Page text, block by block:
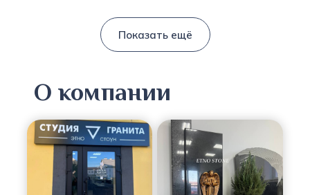
Показать ещё
О компании